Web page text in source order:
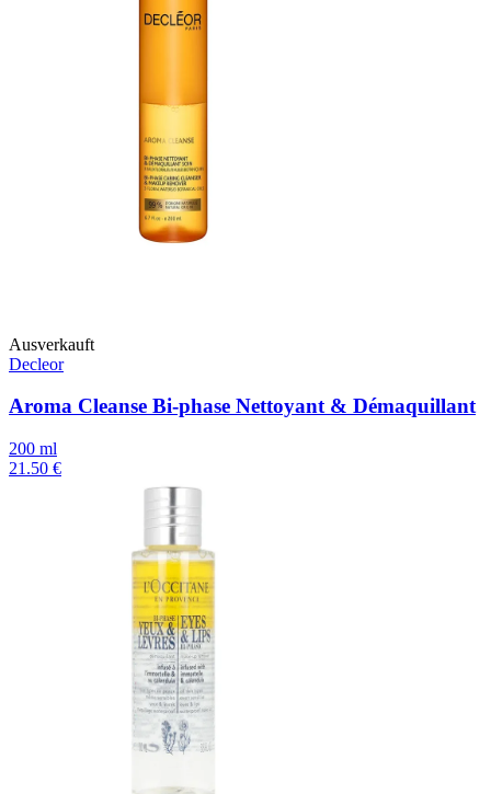
Ausverkauft
Decleor
Aroma Cleanse Bi-phase Nettoyant & Démaquillant
200 ml
21.50 €